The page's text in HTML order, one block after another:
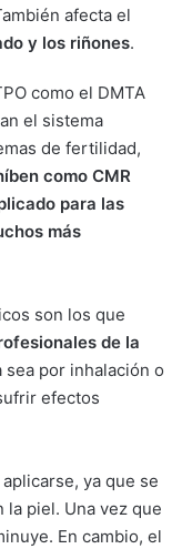
afecta el
y los riñones.
como el DMTA
el sistema
de fertilidad,
como CMR
para las
más
son los que
de la
sea por inhalación o
efectos
ya que se
piel. Una vez que
En cambio, el